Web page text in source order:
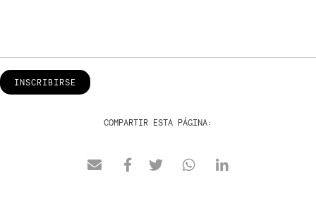
INSCRIBIRSE
COMPARTIR ESTA PÁGINA: